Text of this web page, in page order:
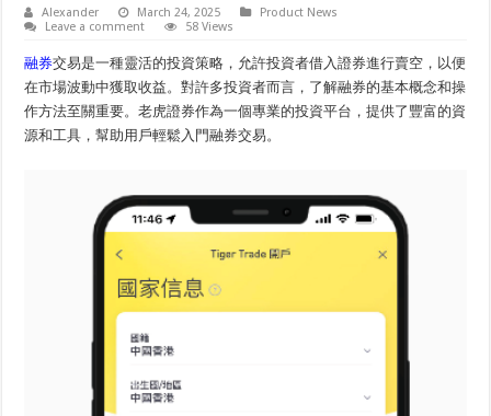
Alexander March 24, 2025
Product News
Leave a comment
58 Views
融券交易是一種靈活的投資策略，允許投資者借入證券進行賣空，以便
在市場波動中獲取收益。對許多投資者而言，了解融券的基本概念和操
作方法至關重要。老虎證券作為一個專業的投資平台，提供了豐富的資
源和工具，幫助用戶輕鬆入門融券交易。